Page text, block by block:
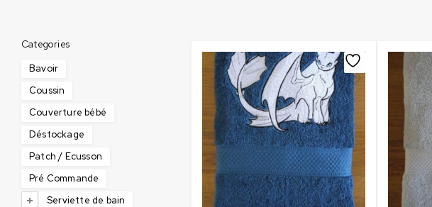
Categories
Bavoir
Coussin
Couverture bébé
Déstockage
Patch / Ecusson
Pré Commande
Serviette de bain